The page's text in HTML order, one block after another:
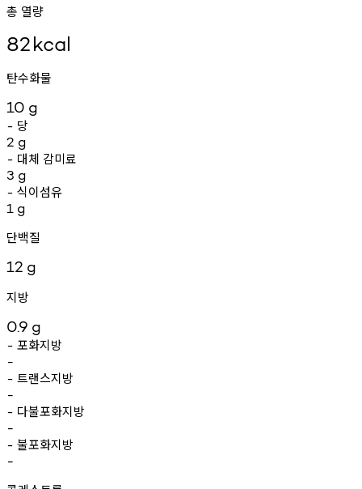
총 열량
82kcal
탄수화물
10 g
- 당
2 g
- 대체 감미료
3 g
- 식이섬유
1 g
단백질
12 g
지방
0.9 g
- 포화지방
-
- 트랜스지방
-
- 다불포화지방
-
- 불포화지방
-